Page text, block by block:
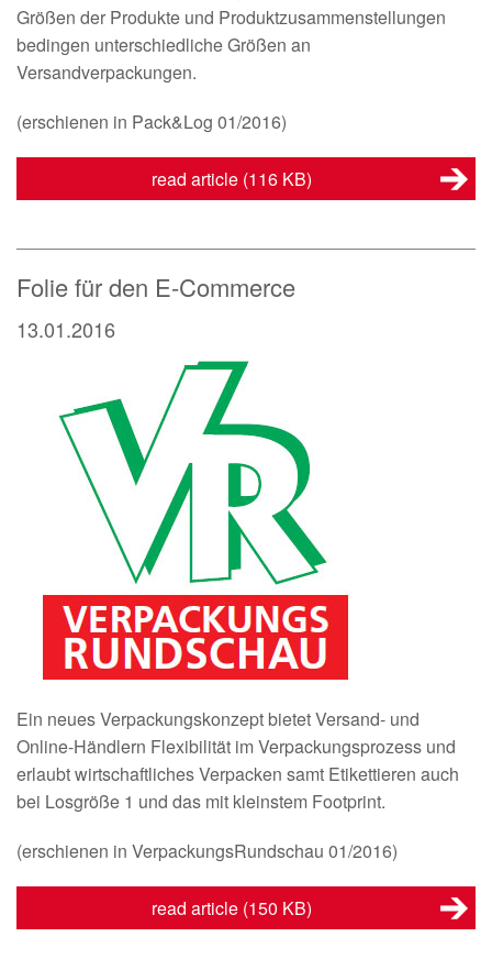
Größen der Produkte und Produktzusammenstellungen
bedingen unterschiedliche Größen an
Versandverpackungen.
(erschienen in Pack&Log 01/2016)
read article (116 KB)
Folie für den E-Commerce
13.01.2016
Ein neues Verpackungskonzept bietet Versand- und
Online-Händlern Flexibilität im Verpackungsprozess und
erlaubt wirtschaftliches Verpacken samt Etikettieren auch
bei Losgröße 1 und das mit kleinstem Footprint.
(erschienen in VerpackungsRundschau 01/2016)
read article (150 KB)